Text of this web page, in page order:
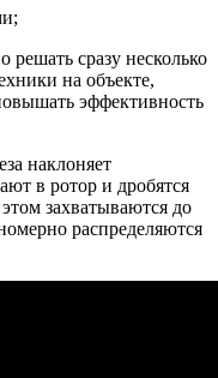
решать сразу несколько
на объекте,
эффективность
наклоняет
в ротор и дробятся
захватываются до
распределяются